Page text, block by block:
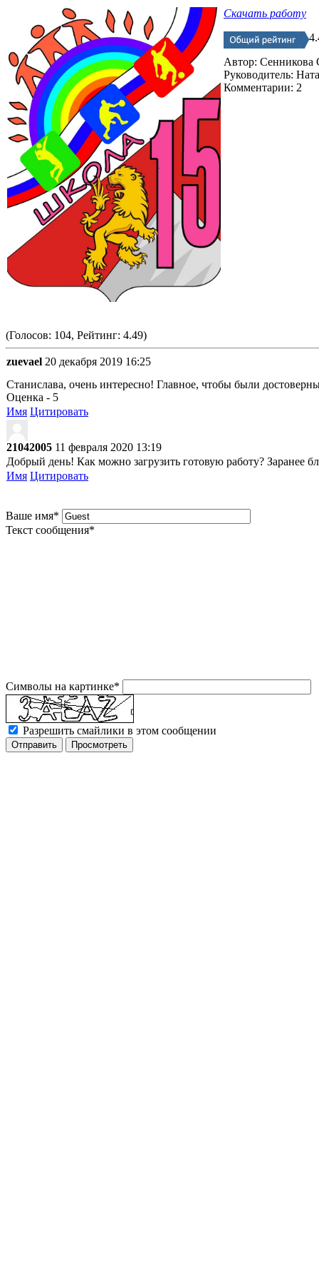
Скачать работу
Автор: Сенникова
Руководитель:
Комментарии: 2
(Голосов: 104, Рейтинг: 4.49)
zuevael 20 декабря 2019 16:25
Станислава, очень интересно! Главное, чтобы были
Оценка - 5
Имя Цитировать
21042005 11 февраля 2020 13:19
Добрый день! Как можно загрузить готовую работу? Заранее
Имя Цитировать
Ваше имя*
Текст сообщения*
Символы на картинке*
Разрешить смайлики в этом сообщении